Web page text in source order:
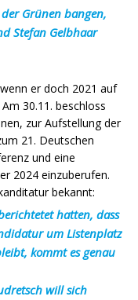
Grünen bangen,
Stefan Gelbhaar
er doch 2021 auf
30.11. beschloss
zur Aufstellung der
21. Deutschen
und eine
2024 einzuberufen.
bekannt:
hatten, dass
um Listenplatz
kommt es genau
will sich